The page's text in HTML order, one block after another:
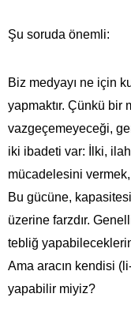
Şu soruda önemli:
Biz medyayı ne için
yapmaktır. Çünkü bir
vazgeçemeyeceği,
iki ibadeti var: İlki,
mücadelesini
Bu gücüne,
üzerine farzdır.
tebliğ
Ama aracın kendisi
yapabilir miyiz?